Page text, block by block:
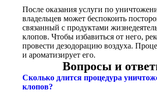
После оказания услуги по
владельцев может беспокоить
связанный с продуктами
клопов. Чтобы избавиться от него,
провести дезодорацию воздуха.
и ароматизирует его.
Вопросы и
Сколько длится процедура
клопов?